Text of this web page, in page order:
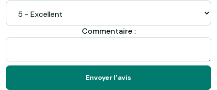
Commentaire :
Envoyer l'avis